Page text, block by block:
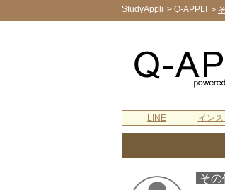
StudyAppli > Q-APPLI >
LINE イン
その